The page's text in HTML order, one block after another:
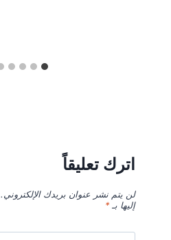
اترك تعليقاً
لن يتم نشر عنوان بريدك الإلكتروني.
إليها بـ*